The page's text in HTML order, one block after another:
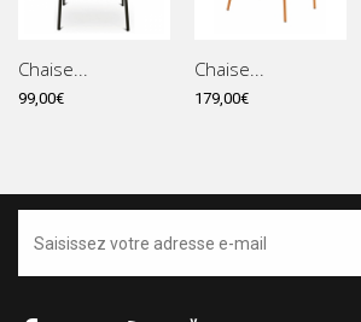
Chaise...
99,00€
Chaise...
179,00€